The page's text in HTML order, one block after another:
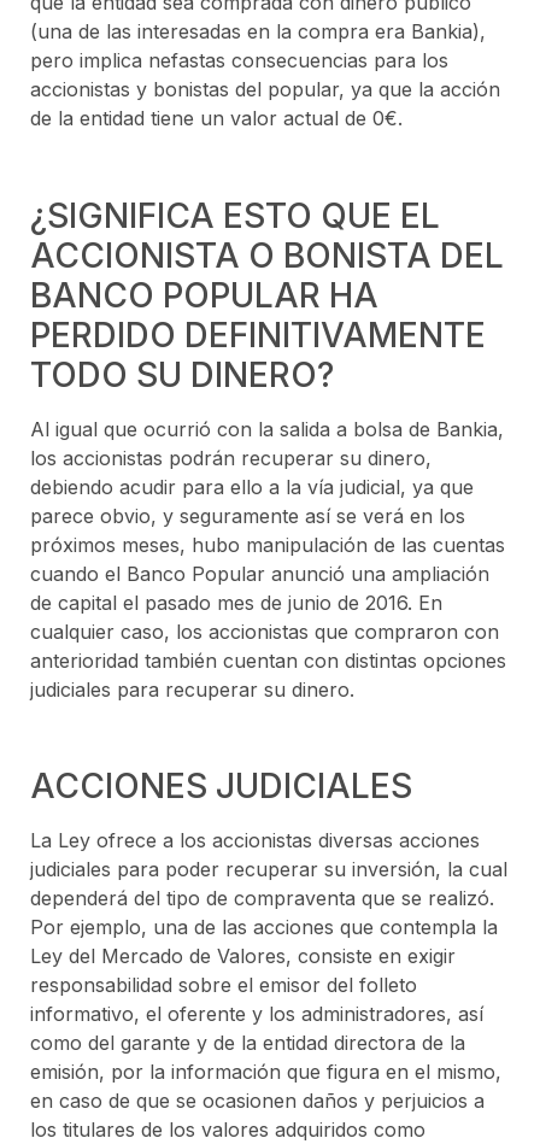
(una de las interesadas en la compra era Bankia),
pero implica nefastas consecuencias para los
accionistas y bonistas del popular, ya que la acción
de la entidad tiene un valor actual de 0€.
¿SIGNIFICA ESTO QUE EL
ACCIONISTA O BONISTA DEL
BANCO POPULAR HA
PERDIDO DEFINITIVAMENTE
TODO SU DINERO?
Al igual que ocurrió con la salida a bolsa de Bankia,
los accionistas podrán recuperar su dinero,
debiendo acudir para ello a la vía judicial, ya que
parece obvio, y seguramente así se verá en los
próximos meses, hubo manipulación de las cuentas
cuando el Banco Popular anunció una ampliación
de capital el pasado mes de junio de 2016. En
cualquier caso, los accionistas que compraron con
anterioridad también cuentan con distintas opciones
judiciales para recuperar su dinero.
ACCIONES JUDICIALES
La Ley ofrece a los accionistas diversas acciones
judiciales para poder recuperar su inversión, la cual
dependerá del tipo de compraventa que se realizó.
Por ejemplo, una de las acciones que contempla la
Ley del Mercado de Valores, consiste en exigir
responsabilidad sobre el emisor del folleto
informativo, el oferente y los administradores, así
como del garante y de la entidad directora de la
emisión, por la información que figura en el mismo,
en caso de que se ocasionen daños y perjuicios a
los titulares de los valores adquiridos como